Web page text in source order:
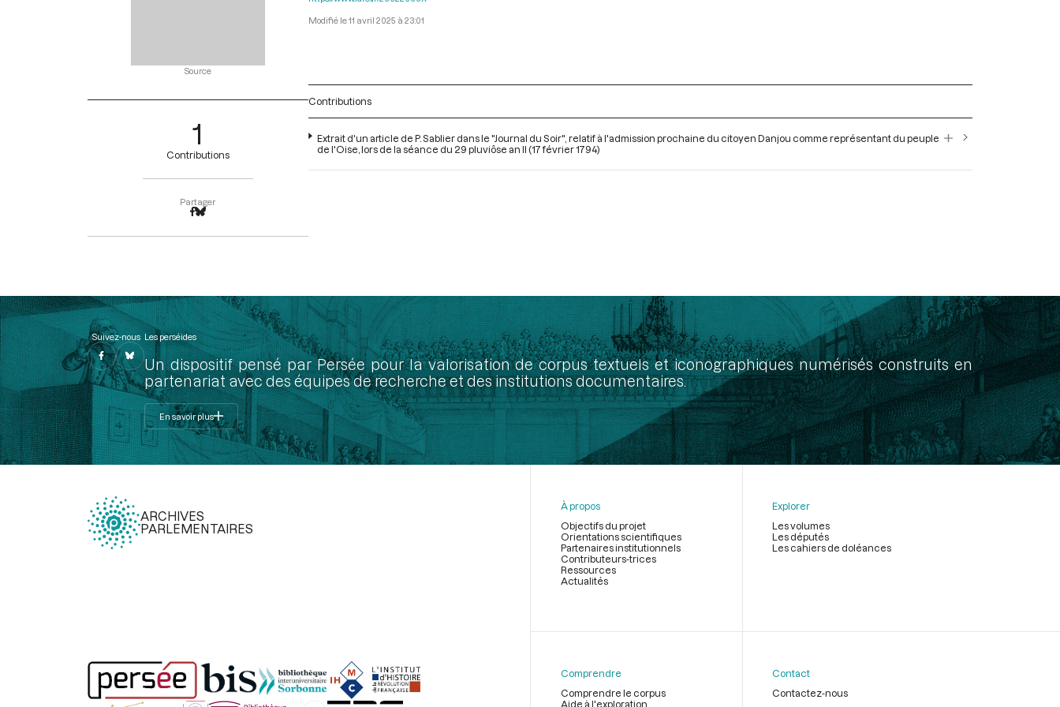
Source
1
Contributions
Partager
11 avril 2025 à 23:01
Contributions
Extrait d'un article de P. Sablier dans le "Journal du Soir", relatif à l'admission prochaine du citoyen Danjou comme représentant du peuple
de l'Oise, lors de la séance du 29 pluviôse an II (17 février 1794)
Suivez-nous Les perséides
Un dispositif pensé par Persée pour la valorisation de corpus textuels et iconographiques numérisés construits en
partenariat avec des équipes de recherche et des institutions documentaires.
En savoir plus
ARCHIVES
PARLEMENTAIRES
page
À propos
Objectifs du projet
Orientations scientifiques
Partenaires institutionnels
Contributeurs-trices
Ressources
Actualités
Explorer
Les volumes
Les députés
Les cahiers de doléances
Comprendre
Comprendre le corpus
Aide à l'exploration
Contact
Contactez-nous